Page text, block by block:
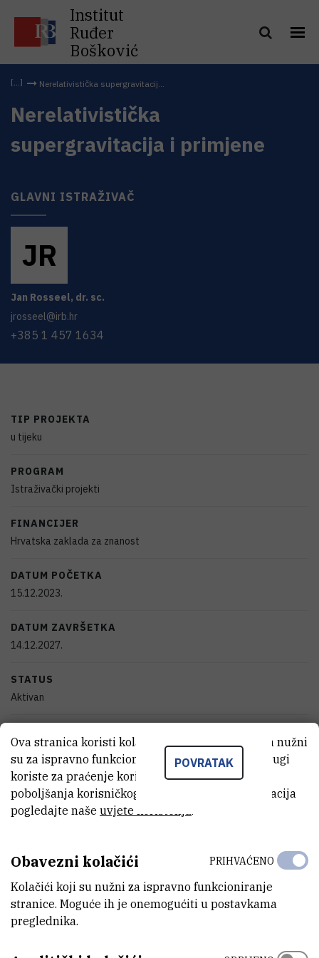
Institut
Ruđer
Bošković
Nerelativistička supergravitacij...
Nerelativistička
supergravitacija i primjene
GLAVNI ISTRAŽIVAČ
JR
Jan Rosseel, dr. sc.
jrosseel@irb.hr
+385 1 457 1634
TIP PROJEKTA
u tijeku
PROGRAM
Istraživački projekti
FINANCIJER
Hrvatska zaklada za znanost
DATUM POČETKA
15.12.2023.
DATUM ZAVRŠETKA
14.12.2027.
STATUS
Aktivan
113.225EUR
VIŠE INFORMACIJA
CroRIS stranica projekta
Motiviran potencijalnim primjenama na holografiju i neperturbativne
aspekte kvantne teorije polja, projekt će konstruirati nove
nerelativističke teorije supergravitacije u 10, 11 i 3 dimenzije. Da
POVRATAK
Ova stranica koristi kolačiće. Neki od tih kolačića nužni
su za ispravno funkcioniranje stranice, dok se drugi
koriste za praćenje korištenja stranice radi
poboljšanja korisničkog iskustva. Za više informacija
pogledajte naše uvjete korištenja.
Obavezni kolačići
Kolačići koji su nužni za ispravno funkcioniranje
stranice. Moguće ih je onemogućiti u postavkama
preglednika.
PRIHVAĆENO